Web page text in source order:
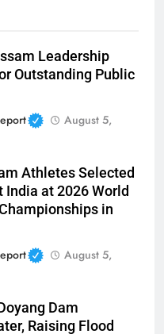
Leadership
Outstanding Public
August 5,
Athletes Selected
India at 2026 World
in
August 5,
Dam
Raising Flood